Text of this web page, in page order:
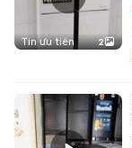
Tin ưu tiên 2